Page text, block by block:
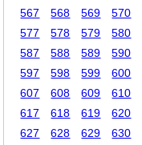
567
568 569 570
577
578 579 580
587
588 589 590
597
598 599 600
607
608 609 610
617
618 619 620
627
628 629 630